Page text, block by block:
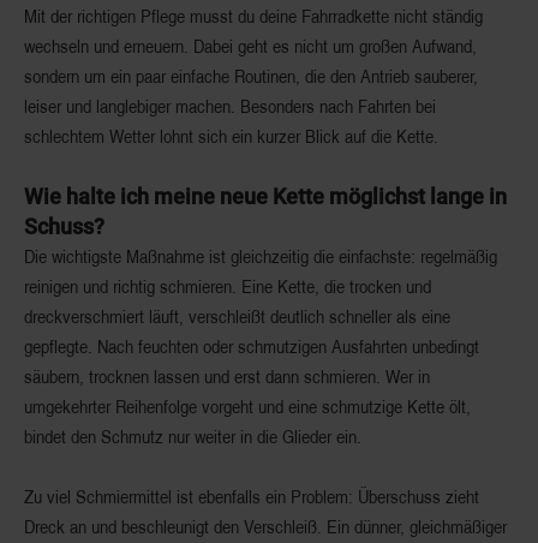
Mit der richtigen Pflege musst du deine Fahrradkette nicht ständig
wechseln und erneuern. Dabei geht es nicht um großen Aufwand,
sondern um ein paar einfache Routinen, die den Antrieb sauberer,
leiser und langlebiger machen. Besonders nach Fahrten bei
schlechtem Wetter lohnt sich ein kurzer Blick auf die Kette.
Wie halte ich meine neue Kette möglichst lange in
Schuss?
Die wichtigste Maßnahme ist gleichzeitig die einfachste: regelmäßig
reinigen und richtig schmieren. Eine Kette, die trocken und
dreckverschmiert läuft, verschleißt deutlich schneller als eine
gepflegte. Nach feuchten oder schmutzigen Ausfahrten unbedingt
säubern, trocknen lassen und erst dann schmieren. Wer in
umgekehrter Reihenfolge vorgeht und eine schmutzige Kette ölt,
bindet den Schmutz nur weiter in die Glieder ein.
Zu viel Schmiermittel ist ebenfalls ein Problem: Überschuss zieht
Dreck an und beschleunigt den Verschleiß. Ein dünner, gleichmäßiger